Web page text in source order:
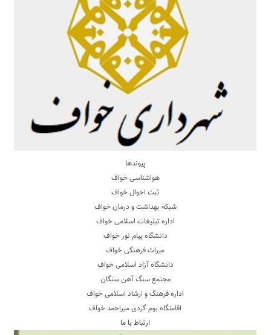
پیوندها
هواشناسی خواف
ثبت احوال خواف
شبکه بهداشت و درمان خواف
اداره تبلیغات اسلامی خواف
دانشگاه پیام نور خواف
میراث فرهنگی خواف
دانشگاه آزاد اسلامی خواف
مجتمع سنگ آهن سنگان
اداره فرهنگ و ارشاد اسلامی خواف
اقامتگاه بوم گردی میراحمد خواف
ارتباط با ما